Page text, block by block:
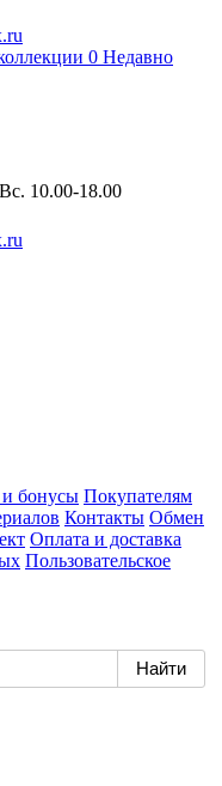
0 Недавно
10.00-18.00
бонусы Покупателям
Контакты Обмен
Оплата и доставка
Пользовательское